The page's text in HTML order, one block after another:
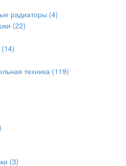
радиаторы (4)
(22)
(14)
техника (119)
(3)